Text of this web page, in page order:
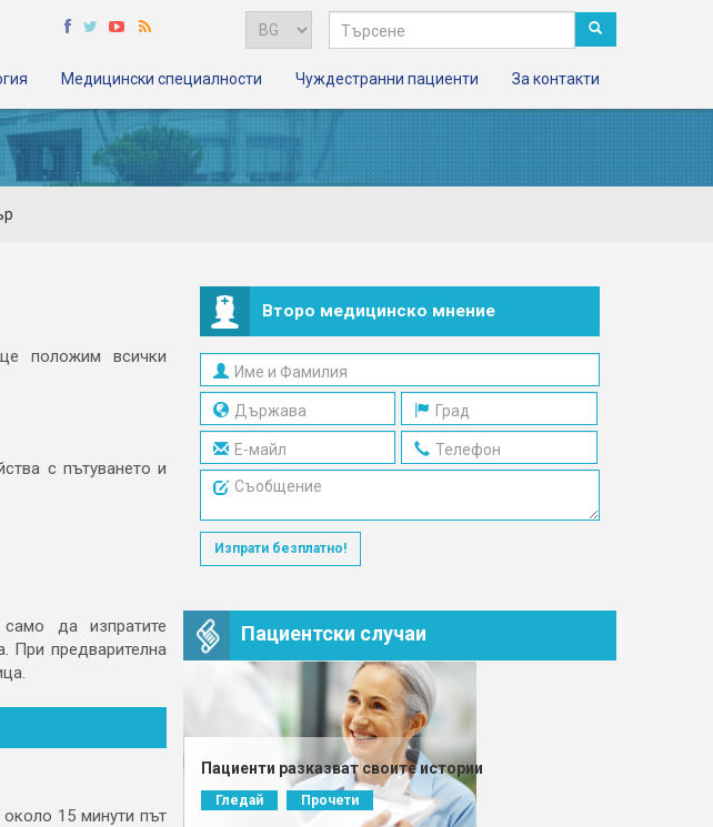
Медицински специалности Чуждестранни пациенти За контакти
положим всички
с пътуването и
да изпратите
При предварителна
15 минути път
Второ медицинско мнение
Изпрати безплатно!
Пациентски случаи
Пациенти разказват своите истории
Гледай Прочети